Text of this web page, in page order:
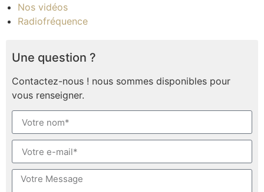
Nos vidéos
Radiofréquence
Une question ?
Contactez-nous ! nous sommes disponibles pour
vous renseigner.